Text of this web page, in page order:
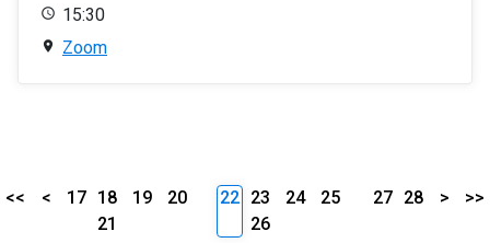
15:30
Zoom
<< < 17 18 19
20
21
22 23 24
25
26
27 28 > >>